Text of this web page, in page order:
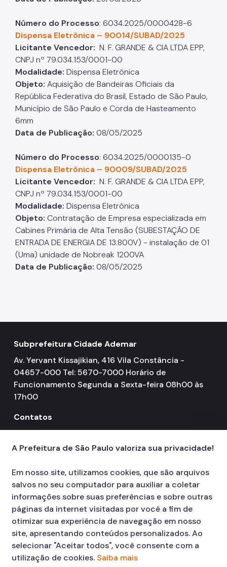
Número do Processo: 6034.2025/0000428-6
Dispensa Eletrônica – 90014/SUBAD/2025
Licitante Vencedor: N. F. GRANDE & CIA LTDA EPP,
CNPJ nº 79.034.153/0001-00
Modalidade: Dispensa Eletrônica​​​​​​​
Objeto: Aquisição de Bandeiras Oficiais da
República Federativa do Brasil, Estado de São Paulo,
Município de São Paulo e Corda de Hasteamento
6mm​​​​​​​
Data de Publicação: 08/05/2025
Número do Processo: 6034.2025/0000135-0
Dispensa Eletrônica – 90009/SUBAD/2025
Licitante Vencedor: N. F. GRANDE & CIA LTDA EPP,
CNPJ nº 79.034.153/0001-00
Modalidade: Dispensa Eletrônica​​​​​​​
Objeto: Contratação de Empresa especializada em
Cabines Primária de Alta Tensão (SUBESTAÇÃO DE
ENTRADA DE ENERGIA DE 13.800V) - instalação de 01
(Uma) unidade de Nobreak 1200VA
Data de Publicação: 08/05/2025
Subprefeitura Cidade Ademar
Av. Yervant Kissajikian, 416 Vila Constância -
04657-000 Tel: 5670-7000 Horário de
Funcionamento Segunda a Sexta-feira 08h00 às
17h00
Contatos
156
A Prefeitura de São Paulo valoriza sua privacidade!
Em nosso site, utilizamos cookies, que são arquivos
salvos no seu computador para auxiliar a coletar
informações sobre suas preferências e sobre outras
páginas da internet visitadas por você a fim de
otimizar sua experiência de navegação em nosso
site, apresentando conteúdos personalizados. Ao
selecionar "Aceitar todos", você consente com a
utilização de cookies. Saiba mais